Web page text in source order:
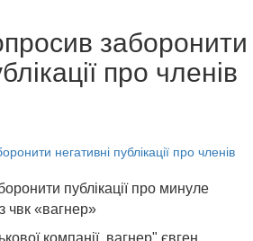
заборонити
про членів
публікації про минуле
чвк «вагнер»